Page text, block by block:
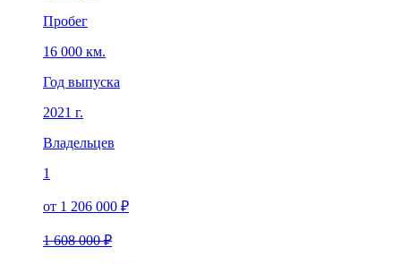
Пробег
16 000 км.
Год выпуска
2021 г.
Владельцев
1
от 1 206 000 ₽
1 608 000 ₽